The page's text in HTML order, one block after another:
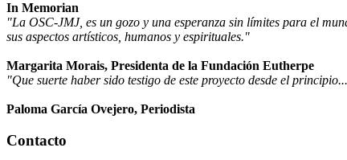
In Memorian
"La OSC-JMJ, es un gozo y una esperanza sin límites para el
sus aspectos artísticos, humanos y espirituales."
Margarita Morais, Presidenta de la Fundación Eutherpe
"Que suerte haber sido testigo de este proyecto desde el
Paloma García Ovejero, Periodista
Contacto